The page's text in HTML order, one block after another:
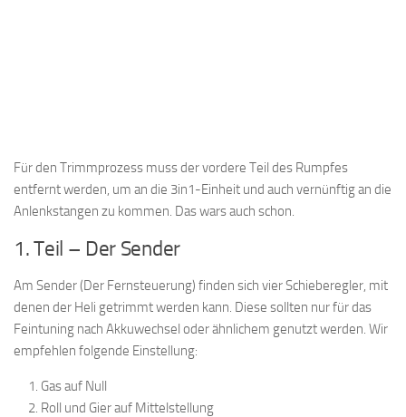
Für den Trimmprozess muss der vordere Teil des Rumpfes
entfernt werden, um an die 3in1-Einheit und auch vernünftig an die
Anlenkstangen zu kommen. Das wars auch schon.
1. Teil – Der Sender
Am Sender (Der Fernsteuerung) finden sich vier Schieberegler, mit
denen der Heli getrimmt werden kann. Diese sollten nur für das
Feintuning nach Akkuwechsel oder ähnlichem genutzt werden. Wir
empfehlen folgende Einstellung:
Gas auf Null
Roll und Gier auf Mittelstellung